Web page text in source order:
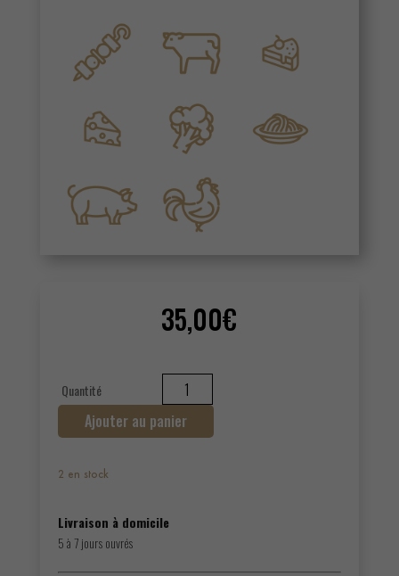
35,00€
quantité
de
Domaine
Ajouter au panier
2 en stock
Livraison à domicile
5 à 7 jours ouvrés